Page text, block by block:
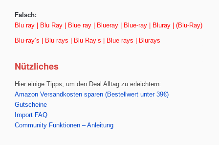
Falsch:
Blu ray | Blu Ray | Blue ray | Blueray | Blue-ray | Bluray | (Blu-Ray)
Blu-ray’s | Blu rays | Blu Ray’s | Blue rays | Blurays
Nützliches
Hier einige Tipps, um den Deal Alltag zu erleichtern:
Amazon Versandkosten sparen (Bestellwert unter 39€)
Gutscheine
Import FAQ
Community Funktionen – Anleitung